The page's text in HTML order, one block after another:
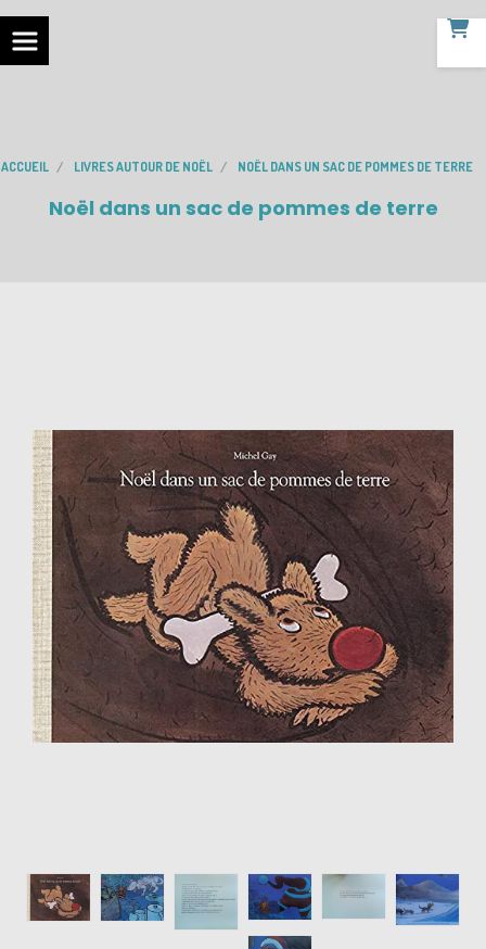
ACCUEIL LIVRES AUTOUR DE NOËL NOËL DANS UN SAC DE POMMES DE TERRE
Noël dans un sac de pommes de terre